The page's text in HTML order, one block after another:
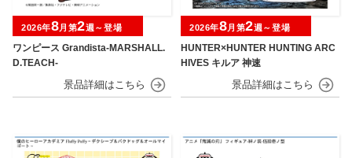
ワンピース Grandista-MARSHALL.
D.TEACH-
2026年8月第2週～登場
HUNTER×HUNTER HUNTING ARC
HIVES キルア 神速
2026年8月第2週～登場